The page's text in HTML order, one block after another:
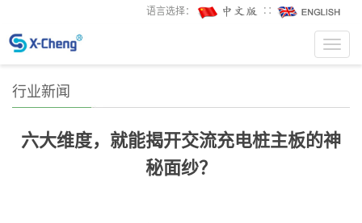
语言选择： ∷
行业新闻
六大维度，就能揭开交流充电桩主板的神
秘面纱？